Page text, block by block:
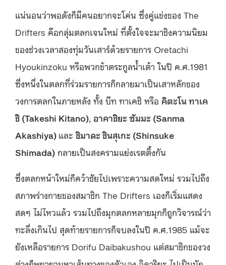
แน่นอนว่าพอดังก็มีคนอยากจะโค่น ซึ่งคู่แข่งของ The
Drifters คือกลุ่มตลกเจนใหม่ ที่ตั้งใจจะมาชิงความนิยม
ของช่วงเวลาสองทุ่มวันเสาร์ด้วยรายการ Oretachi
Hyoukinzoku หรือพวกข้าตระกูลน้ำเต้า ในปี ค.ศ.1981
ซึ่งหนึ่งในตลกที่ร่วมรายการก็กลายมาเป็นเสาหลักของ
วงการตลกในภายหลัง ทั้ง บีท ทาเคชิ หรือ คิตะโน ทาเค
ชิ (Takeshi Kitano) อาคาชิยะ ซัมมะ (Sanma
Akashiya) และชิมาดะ ชินสุเกะ (Shinsuke
Shimada) กลายเป็นสงครามแย่งเรตติ้งกัน
ซึ่งตลกหน้าใหม่ก็คว้าชัยไปเพราะความสดใหม่ รวมไปถึง
สภาพร่างกายของสมาชิก The Drifters เองก็เริ่มแสดง
สดๆ ไม่ไหวแล้ว รวมไปถึงมุกตลกหลายมุกก็ถูกวิจารณ์ว่า
ทะลึ่งเกินไป สุดท้ายรายการก็จบลงในปี ค.ศ.1985 แม้จะ
ยังเหลือรายการ Dorifu Daibakushou แต่สมาชิกของวง